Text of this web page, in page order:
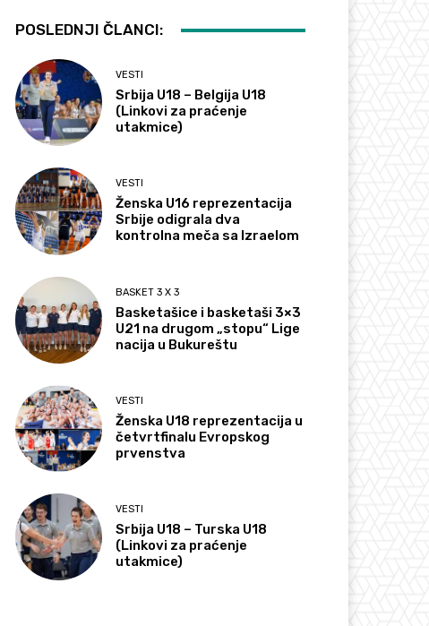
POSLEDNJI ČLANCI:
VESTI
Srbija U18 – Belgija U18
(Linkovi za praćenje
utakmice)
VESTI
Ženska U16 reprezentacija
Srbije odigrala dva
kontrolna meča sa Izraelom
BASKET 3 X 3
Basketašice i basketaši 3×3
U21 na drugom „stopu“ Lige
nacija u Bukureštu
VESTI
Ženska U18 reprezentacija u
četvrtfinalu Evropskog
prvenstva
VESTI
Srbija U18 – Turska U18
(Linkovi za praćenje
utakmice)